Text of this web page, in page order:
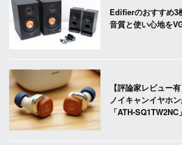
Edifierのおすすめ3
音質と使い心地を
【評論家レビュー
ノイキャンイヤホ
「ATH-